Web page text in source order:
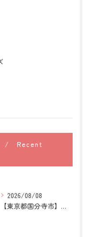
Recent
2026/08/08
【東京都国分寺市】うさぎの訪問ペット火葬｜牧草を替える時間が...